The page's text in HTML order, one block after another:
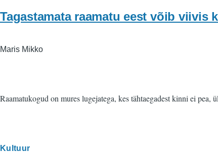
Tagastamata raamatu eest võib viivis
Maris Mikko
Raamatukogud on mures lugejatega, kes tähtaegadest kinni ei
Kultuur